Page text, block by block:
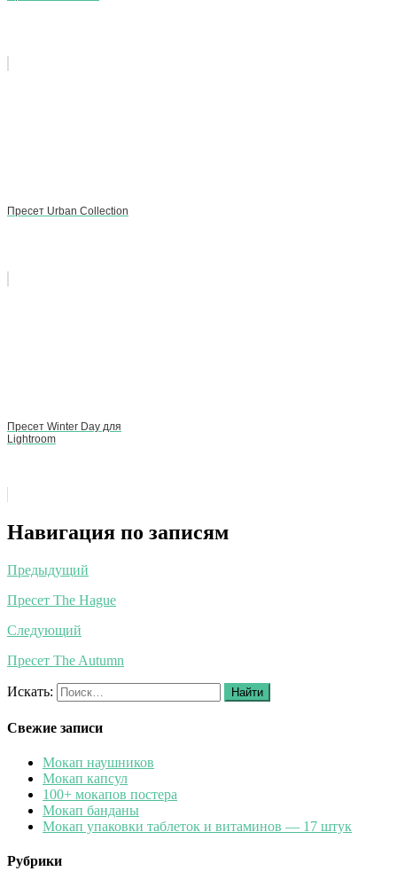
Пресет Urban Collection
Пресет Winter Day для
Lightroom
Навигация по записям
Предыдущий
Пресет The Hague
Следующий
Пресет The Autumn
Искать: Найти
Свежие записи
Мокап наушников
Мокап капсул
100+ мокапов постера
Мокап банданы
Мокап упаковки таблеток и витаминов — 17 штук
Рубрики